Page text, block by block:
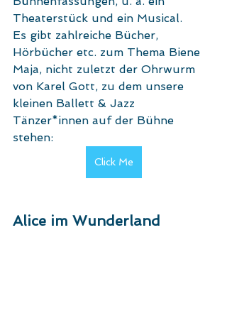
Theaterstück und ein Musical.
Es gibt zahlreiche Bücher,
Hörbücher etc. zum Thema Biene
Maja, nicht zuletzt der Ohrwurm
von Karel Gott, zu dem unsere
kleinen Ballett & Jazz
Tänzer*innen auf der Bühne
stehen:
Click Me
Alice im Wunderland